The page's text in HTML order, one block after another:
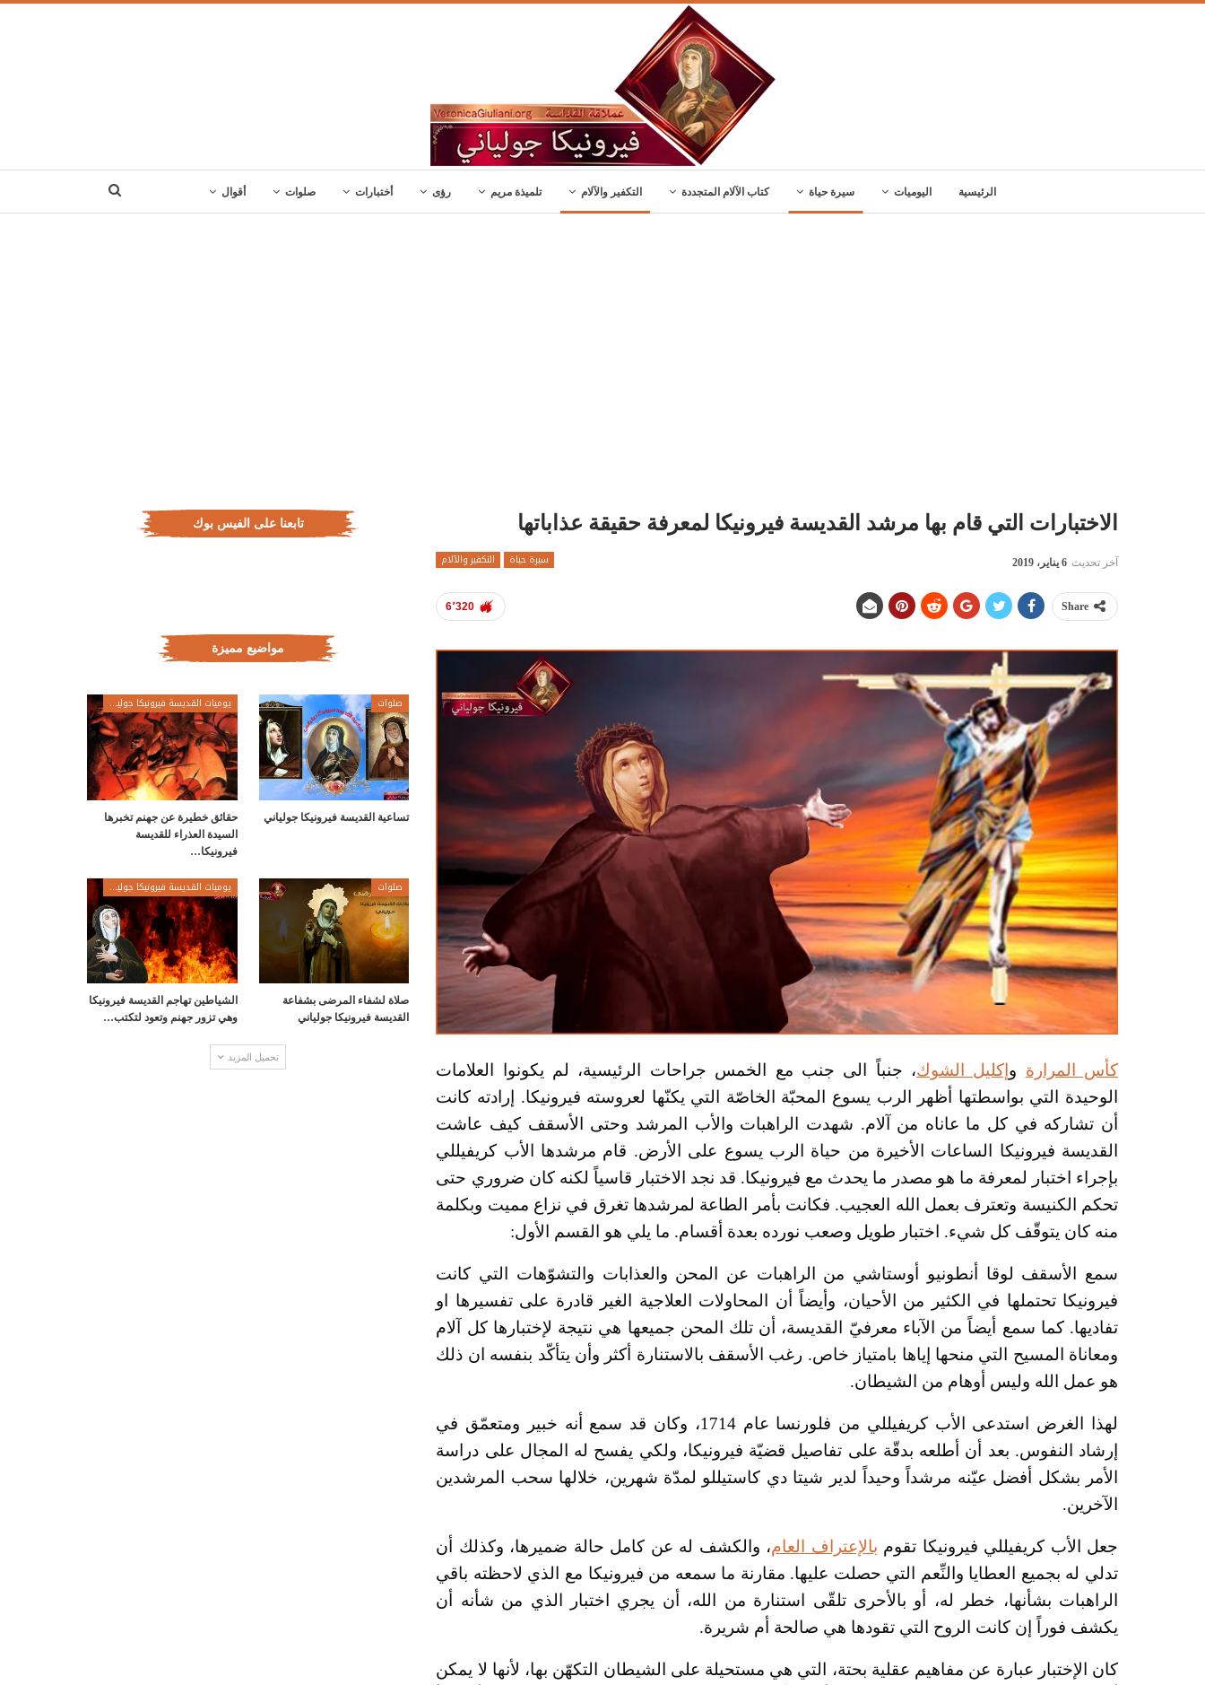
الرئيسية اليوميات سيرة حياة كتاب الآلام المتجددة التكفير والآلام تلميذة مريم رؤى أختبارات صلوات أقوال
الاختبارات التي قام بها مرشد القديسة فيرونيكا لمعرفة حقيقة عذاباتها
سيرة حياة التكفير والآلام آخر تحديث 6 يناير، 2019
6٬320 Share
كأس المرارة و إكليل الشوك، جنباً الى جنب مع الخمس جراحات الرئيسية، لم يكونوا العلامات
الوحيدة التي بواسطتها أظهر الرب يسوع المحبّة الخاصّة التي يكنّها لعروسته فيرونيكا. إرادته كانت
أن تشاركه في كل ما عاناه من آلام. شهدت الراهبات والأب المرشد وحتى الأسقف كيف عاشت
القديسة فيرونيكا الساعات الأخيرة من حياة الرب يسوع على الأرض. قام مرشدها الأب كريفيللي
بإجراء اختبار لمعرفة ما هو مصدر ما يحدث مع فيرونيكا. قد نجد الاختبار قاسياً لكنه كان ضروري حتى
تحكم الكنيسة وتعترف بعمل الله العجيب. فكانت بأمر الطاعة لمرشدها تغرق في نزاع مميت وبكلمة
منه كان يتوقّف كل شيء. اختبار طويل وصعب نورده بعدة أقسام. ما يلي هو القسم الأول:
سمع الأسقف لوقا أنطونيو أوستاشي من الراهبات عن المحن والعذابات والتشوّهات التي كانت
فيرونيكا تحتملها في الكثير من الأحيان، وأيضاً أن المحاولات العلاجية الغير قادرة على تفسيرها او
تفاديها. كما سمع أيضاً من الآباء معرفيّ القديسة، أن تلك المحن جميعها هي نتيجة لإختبارها كل آلام
ومعاناة المسيح التي منحها إياها بامتياز خاص. رغب الأسقف بالاستنارة أكثر وأن يتأكّد بنفسه ان ذلك
هو عمل الله وليس أوهام من الشيطان.
لهذا الغرض استدعى الأب كريفيللي من فلورنسا عام 1714، وكان قد سمع أنه خبير ومتعمّق في
إرشاد النفوس. بعد أن أطلعه بدقّة على تفاصيل قضيّة فيرونيكا، ولكي يفسح له المجال على دراسة
الأمر بشكل أفضل عيّنه مرشداً وحيداً لدير شيتا دي كاستيللو لمدّة شهرين، خلالها سحب المرشدين
الآخرين.
جعل الأب كريفيللي فيرونيكا تقوم بالإعتراف العام، والكشف له عن كامل حالة ضميرها، وكذلك أن
تدلي له بجميع العطايا والنِّعم التي حصلت عليها. مقارنة ما سمعه من فيرونيكا مع الذي لاحظته باقي
الراهبات بشأنها، خطر له، أو بالأحرى تلقّى استنارة من الله، أن يجري اختبار الذي من شأنه أن
يكشف فوراً إن كانت الروح التي تقودها هي صالحة أم شريرة.
كان الإختبار عبارة عن مفاهيم عقلية بحتة، التي هي مستحيلة على الشيطان التكهّن بها، لأنها لا يمكن
تابعنا على الفيس بوك
مواضيع مميزة
صلوات
تساعية القديسة فيرونيكا جولياني
يوميات القديسة فيرونيكا جولياني
حقائق خطيرة عن جهنم تخبرها
السيدة العذراء للقديسة
فيرونيكا…
صلوات
صلاة لشفاء المرضى بشفاعة
القديسة فيرونيكا جولياني
يوميات القديسة فيرونيكا جولياني
الشياطين تهاجم القديسة فيرونيكا
وهي تزور جهنم وتعود لتكتب…
تحميل المزيد